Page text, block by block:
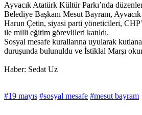
Ayvacık Atatürk Kültür Parkı’nda
Belediye Başkanı Mesut Bayram,
Harun Çetin, siyasi parti yöneticileri,
ile milli eğitim görevlileri katıldı.
Sosyal mesafe kurallarına uyularak
duruşunda bulunuldu ve İstiklal Marşı
Haber: Sedat Uz
#19 mayıs #sosyal mesafe #mesut bayram